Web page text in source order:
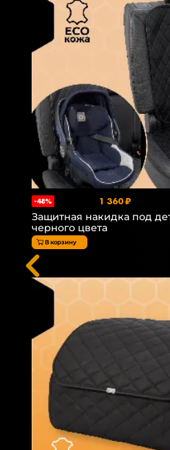
-48% 1 360 ₽
Защитная накидка под
черного цвета
В корзину